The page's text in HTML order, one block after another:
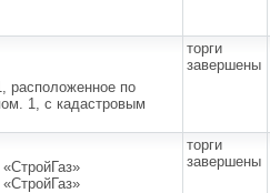
расположенное по
1, с кадастровым
торги
завершены
торги
завершены